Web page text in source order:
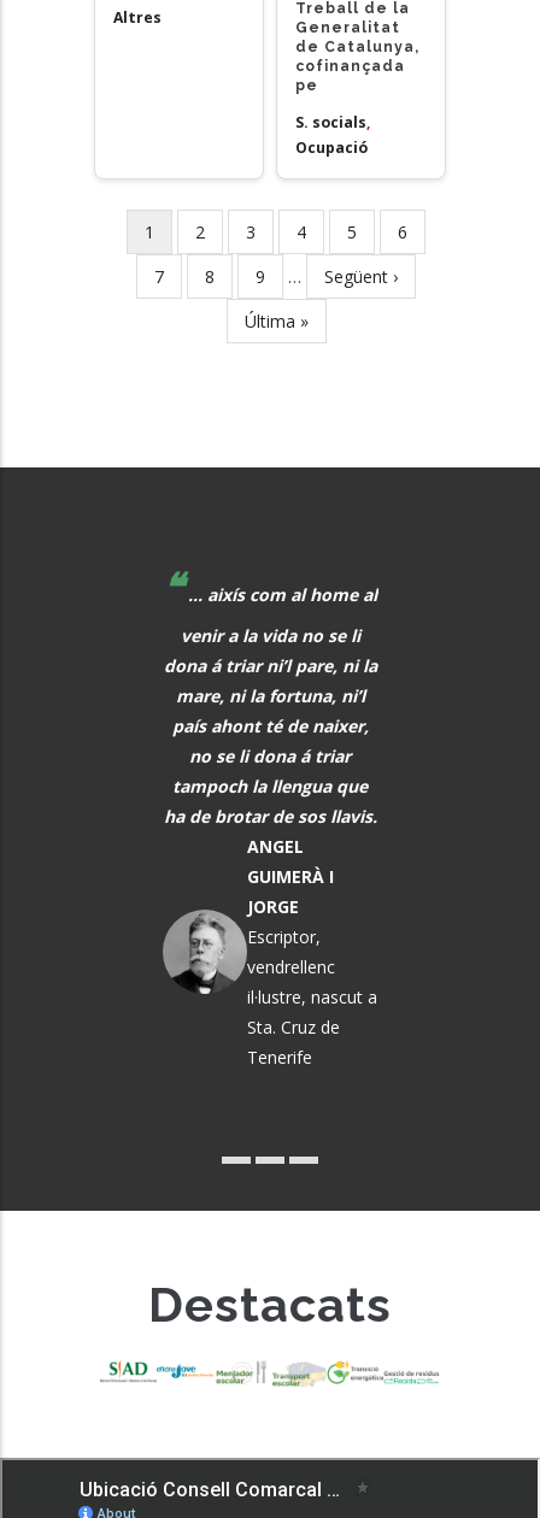
Altres
Treball de la
Generalitat
de Catalunya,
cofinançada
pe
S. socials,
Ocupació
Pagination
Current
page
1 Page
2 Page
3 Page
4 Page
5 Page
6
Page
7 Page
8 Page
9 …
Next
page
Següent ›
Last
page
Última »
❝... aixís com al home al
venir a la vida no se li
dona á triar ni’l pare, ni la
mare, ni la fortuna, ni’l
país ahont té de naixer,
no se li dona á triar
tampoch la llengua que
ha de brotar de sos llavis.
ANGEL
GUIMERÀ I
JORGE
Escriptor,
vendrellenc
il·lustre, nascut a
Sta. Cruz de
Tenerife
Destacats